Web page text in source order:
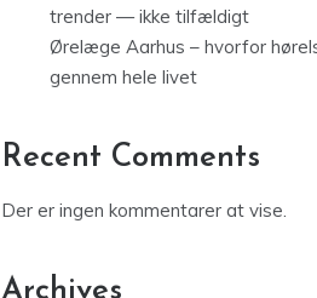
trender — ikke tilfældigt
Ørelæge Aarhus – hvorfor
gennem hele livet
Recent Comments
Der er ingen kommentarer at vise.